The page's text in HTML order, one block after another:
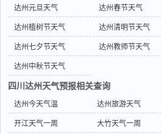
达州元旦天气 达州春节天气
达州植树节天气 达州清明节天气
达州七夕节天气 达州教师节天气
达州中秋节天气
四川达州天气预报相关查询
达州今天气温 达州旅游天气
开江天气一周 大竹天气一周